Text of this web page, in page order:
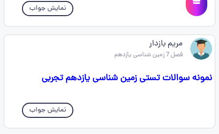
نمایش جواب
مریم بازدار
فصل 7 زمین شناسی یازدهم
نمونه سوالات تستی زمین شناسی یازدهم تجربی
نمایش جواب